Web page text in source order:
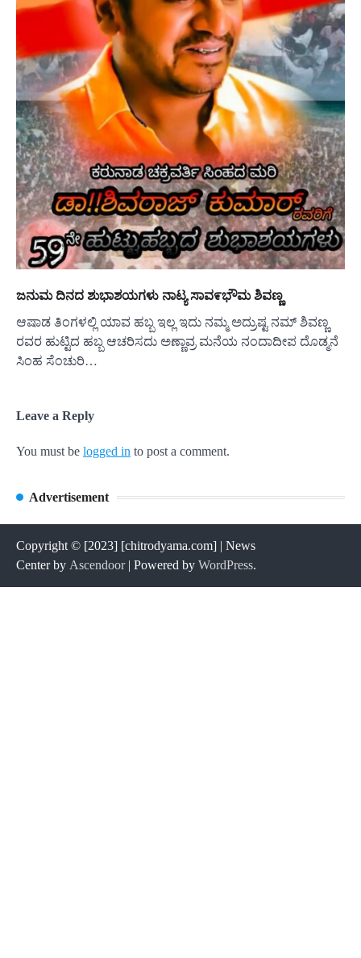
ಜನುಮ ದಿನದ ಶುಭಾಶಯಗಳು ನಾಟ್ಯ ಸಾವ೯ಭೌಮ ಶಿವಣ್ಣ
ಆಷಾಡ ತಿಂಗಳಲ್ಲಿ ಯಾವ ಹಬ್ಬ ಇಲ್ಲ ಇದು ನಮ್ಮ ಅದ್ರುಷ್ಟ ನಮ್ ಶಿವಣ್ಣ
ರವರ ಹುಟ್ಟಿದ ಹಬ್ಬ ಆಚರಿಸದು ಅಣ್ಣಾವ್ರ ಮನೆಯ ನಂದಾದೀಪ ದೊಡ್ಮನೆ
ಸಿಂಹ ಸೆಂಚುರಿ…
Leave a Reply
You must be logged in to post a comment.
Advertisement
Copyright © [2023] [chitrodyama.com] | News
Center by Ascendoor| Powered by WordPress.